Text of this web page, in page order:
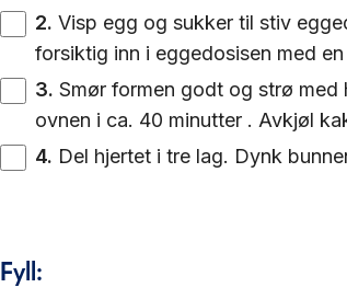
2. Visp egg og sukker til stiv
forsiktig inn i eggedosisen med
3. Smør formen godt og strø med
ovnen i ca. 40 minutter . Avkjøl
4. Del hjertet i tre lag. Dynk
Fyll: